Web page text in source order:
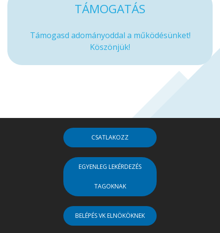
TÁMOGATÁS
Támogasd adományoddal a működésünket!
Köszönjük!
CSATLAKOZZ
EGYENLEG LEKÉRDEZÉS
TAGOKNAK
BELÉPÉS VK ELNÖKÖKNEK